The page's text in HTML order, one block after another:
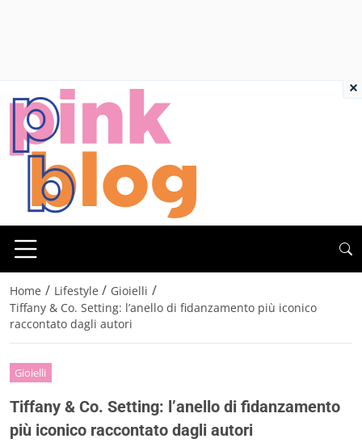
Home / Lifestyle / Gioielli /
Tiffany & Co. Setting: l’anello di fidanzamento più iconico
raccontato dagli autori
Gioielli
Tiffany & Co. Setting: l’anello di fidanzamento
più iconico raccontato dagli autori
×